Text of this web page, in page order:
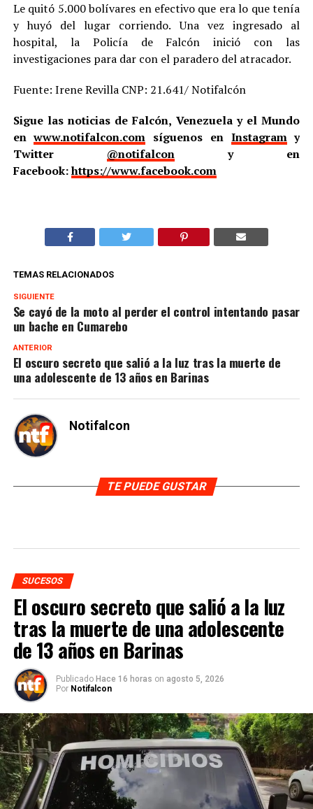
Le quitó 5.000 bolívares en efectivo que era lo que tenía
y huyó del lugar corriendo. Una vez ingresado al
hospital, la Policía de Falcón inició con las
investigaciones para dar con el paradero del atracador.
Fuente: Irene Revilla CNP: 21.641/ Notifalcón
Sigue las noticias de Falcón, Venezuela y el Mundo
enwww.notifalcon.com síguenos en Instagramy
Twitter @notifalcony en
Facebook:https://www.facebook.com
TEMAS RELACIONADOS
SIGUIENTE
Se cayó de la moto al perder el control intentando pasar
un bache en Cumarebo
ANTERIOR
El oscuro secreto que salió a la luz tras la muerte de
una adolescente de 13 años en Barinas
Notifalcon
TE PUEDE GUSTAR
SUCESOS
El oscuro secreto que salió a la luz
tras la muerte de una adolescente
de 13 años en Barinas
Publicado Hace 16 horas on agosto 5, 2026
Por Notifalcon